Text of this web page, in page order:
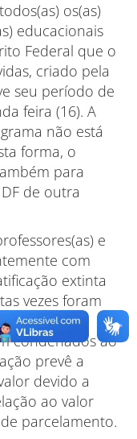
os(as)
educacionais
Federal que o
criado pela
seu período de
feira (16). A
não está
forma, o
para
de outra
e
com
extinta
vezes foram
é uma
condenados ao
prevê a
devido a
ao valor
parcelamento.